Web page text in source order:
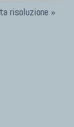
risoluzione »